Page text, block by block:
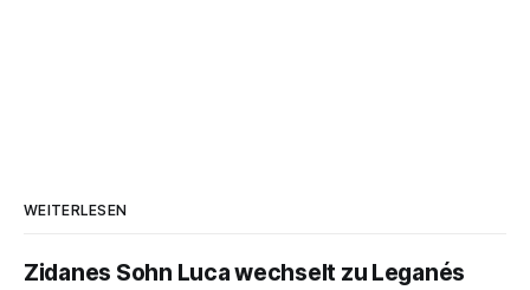
WEITERLESEN
Zidanes Sohn Luca wechselt zu Leganés